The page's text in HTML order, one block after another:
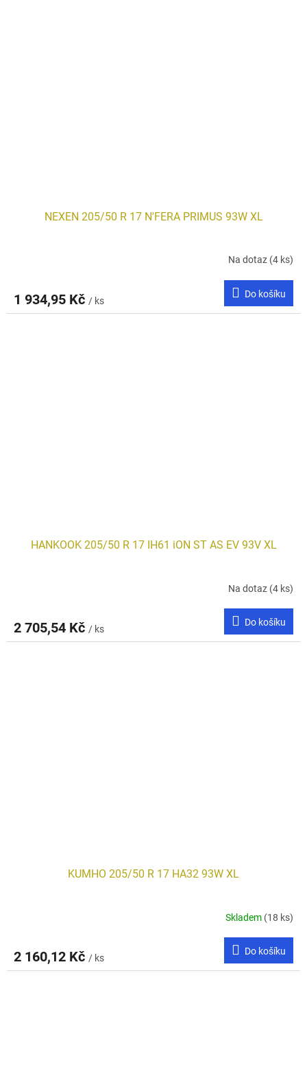
NEXEN 205/50 R 17 N'FERA PRIMUS 93W XL
Na dotaz (4 ks)
1 934,95 Kč / ks
Do košíku
HANKOOK 205/50 R 17 IH61 iON ST AS EV 93V XL
Na dotaz (4 ks)
2 705,54 Kč / ks
Do košíku
KUMHO 205/50 R 17 HA32 93W XL
Skladem (18 ks)
2 160,12 Kč / ks
Do košíku